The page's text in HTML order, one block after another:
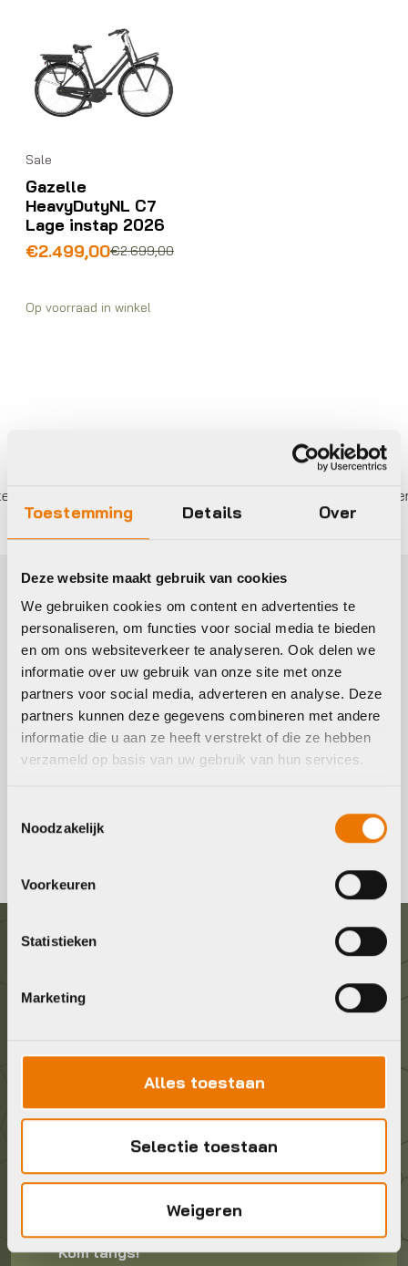
Toestemming Details Over
Deze website maakt gebruik van cookies
We gebruiken cookies om content en advertenties te
personaliseren, om functies voor social media te bieden
en om ons websiteverkeer te analyseren. Ook delen we
informatie over uw gebruik van onze site met onze
partners voor social media, adverteren en analyse. Deze
partners kunnen deze gegevens combineren met andere
informatie die u aan ze heeft verstrekt of die ze hebben
verzameld op basis van uw gebruik van hun services.
Noodzakelijk
Voorkeuren
Statistieken
Marketing
Alles toestaan
Selectie toestaan
Weigeren
Sale
Gazelle
HeavyDutyNL C7
Lage instap 2026
€2.699,00
Oorspronkelijke
€2.699,00.
€2.499,00
Huidige
€2.499,00.
Op voorraad in winkel
Eigen werkplaats met
Elektrische Stadsfiets
kopen
Op zoek naar een nieuwe elektrische stadsfiets? Bekijk
online of in onze winkel het ruime assortiment elektrische
stadsfietsen. Wilt u een proefrit maken? Geen probleem,
maak via onze site direct een afspraak voor een proefrit.
GRATIS Servicepakket.
Graag in contact komen?
Stuur ons een e-mail
info@bykestore.nl
Geef ons een belletje
Kom langs!